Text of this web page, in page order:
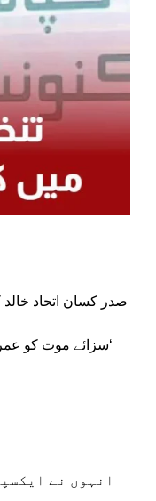
صدر کسان اتحاد
‘سزائے موت کو
انہوں نے